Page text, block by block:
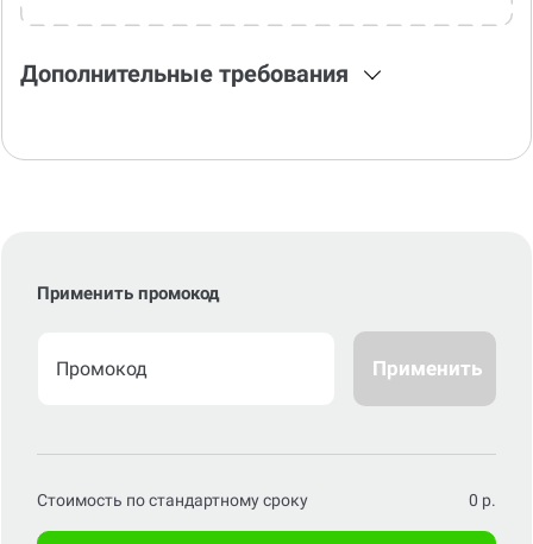
Дополнительные требования
Применить промокод
Применить
Стоимость по стандартному сроку 0 р.